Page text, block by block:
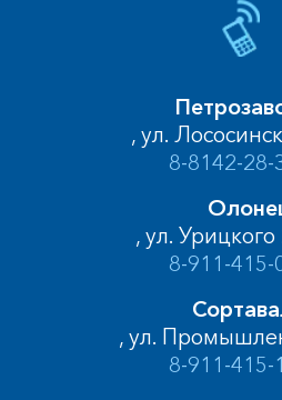
, ул.
8-8142-28-
, ул.
8-911-415-
, ул.
8-911-415-